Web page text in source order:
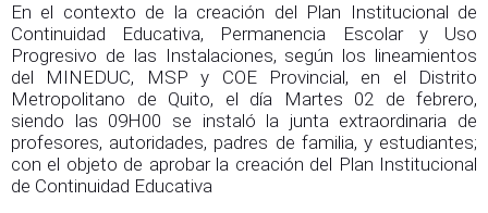
En el contexto de la creación del Plan Institucional de
Continuidad Educativa, Permanencia Escolar y Uso
Progresivo de las Instalaciones, según los lineamientos
del MINEDUC, MSP y COE Provincial, en el Distrito
Metropolitano de Quito, el día Martes 02 de febrero,
siendo las 09H00 se instaló la junta extraordinaria de
profesores, autoridades, padres de familia, y estudiantes;
con el objeto de aprobar la creación del Plan Institucional
de Continuidad Educativa